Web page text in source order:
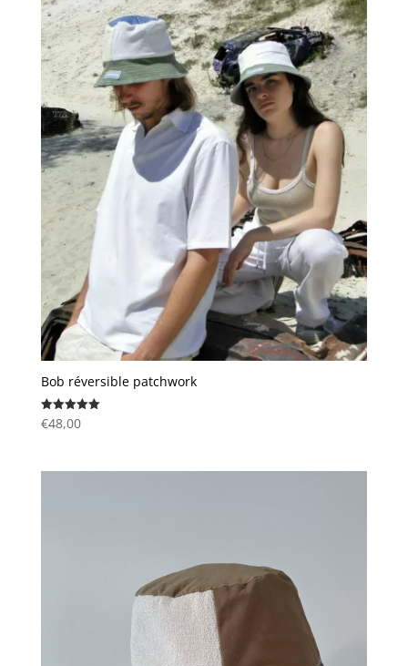
Bob réversible patchwork
Note
5.00
€48,00